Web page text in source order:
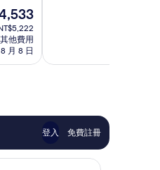
他費用
月 8 日
極
評
論
登入 免費註冊